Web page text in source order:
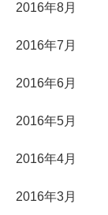
2016年8月
2016年7月
2016年6月
2016年5月
2016年4月
2016年3月